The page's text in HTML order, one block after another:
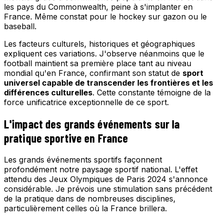
les pays du Commonwealth, peine à s'implanter en
France. Même constat pour le hockey sur gazon ou le
baseball.
Les facteurs culturels, historiques et géographiques
expliquent ces variations. J'observe néanmoins que le
football maintient sa première place tant au niveau
mondial qu'en France, confirmant son statut de sport
universel capable de transcender les frontières et les
différences culturelles. Cette constante témoigne de la
force unificatrice exceptionnelle de ce sport.
L'impact des grands événements sur la
pratique sportive en France
Les grands événements sportifs façonnent
profondément notre paysage sportif national. L'effet
attendu des Jeux Olympiques de Paris 2024 s'annonce
considérable. Je prévois une stimulation sans précédent
de la pratique dans de nombreuses disciplines,
particulièrement celles où la France brillera.